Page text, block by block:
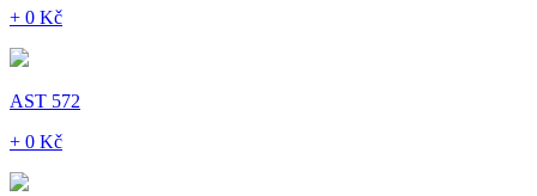
+ 0 Kč
AST 572
+ 0 Kč